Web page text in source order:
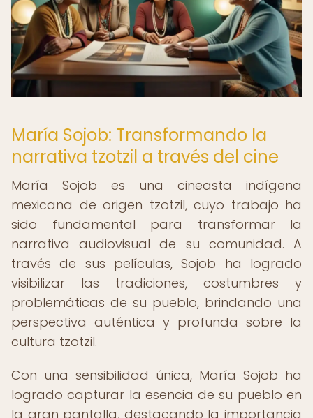
María Sojob: Transformando la
narrativa tzotzil a través del cine
María Sojob es una cineasta indígena
mexicana de origen tzotzil, cuyo trabajo ha
sido fundamental para transformar la
narrativa audiovisual de su comunidad. A
través de sus películas, Sojob ha logrado
visibilizar las tradiciones, costumbres y
problemáticas de su pueblo, brindando una
perspectiva auténtica y profunda sobre la
cultura tzotzil.
Con una sensibilidad única, María Sojob ha
logrado capturar la esencia de su pueblo en
la gran pantalla, destacando la importancia